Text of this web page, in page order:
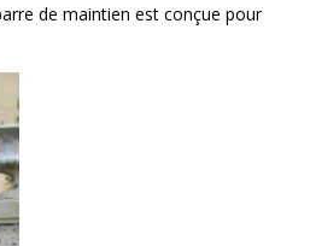
de maintien est conçue pour